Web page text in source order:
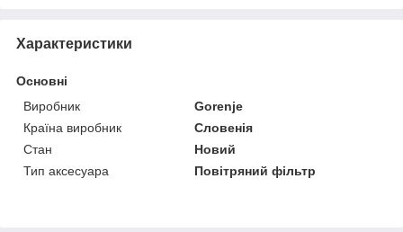
Характеристики
Основні
Виробник
Gorenje
Країна виробник
Словенія
Стан
Новий
Тип аксесуара
Повітряний фільтр